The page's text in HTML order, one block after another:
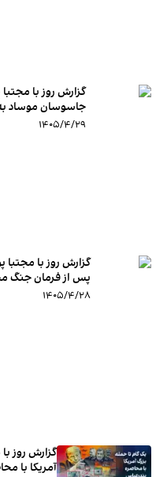
گزارش روز با
جاسوسان موساد
۱۴۰۵/۴/۲۹
گزارش روز با
پس از فرمان جنگ
۱۴۰۵/۴/۲۸
گزارش روز
آمریکا با